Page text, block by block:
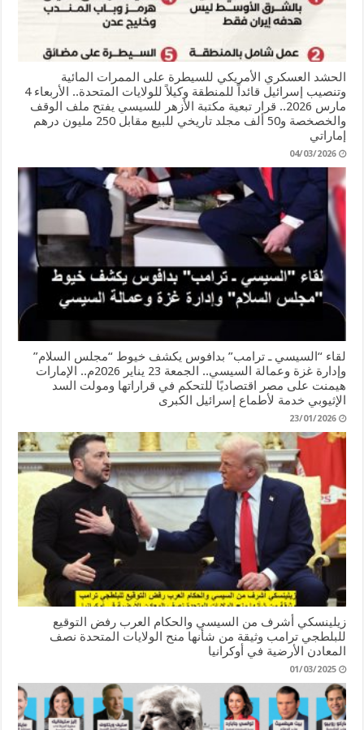
الحشد العسكري الأمريكي للسيطرة على الممرات المائية
وتنصيب إسرائيل قائداً للمنطقة وكيلاً للولايات المتحدة.. الأربعاء 4
مارس 2026.. قرار تبعية مكتبة الأزهر للسيسي يفتح ملف الوقف
والخصخصة و50 ألف مجلد تاريخي للبيع مقابل 250 مليون درهم
إماراتي
04/03/2026
لقاء “السيسي ـ ترامب” بدافوس يكشف خيوط “مجلس السلام”
وإدارة غزة وعمالة السيسي.. الجمعة 23 يناير 2026م.. الإمارات
هيمنت على مصر اقتصاديًا للتحكم في قراراتها ومولت السد
الإثيوبي خدمة لأطماع إسرائيل الكبرى
23/01/2026
زيلينسكي أشرف من السيسي والحكام العرب رفض التوقيع
للبلطجي ترامب وثيقة من شأنها منح الولايات المتحدة نصف
المعادن الأرضية في أوكرانيا
01/03/2025